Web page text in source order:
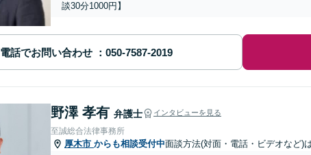
談30分1000円】
電話でお問い合わせ
野澤 孝有 弁護士 インタビューを見る
至誠総合法律事務所
厚木市 からも相談受付中面談方法(対面・電話・ビデオなど)